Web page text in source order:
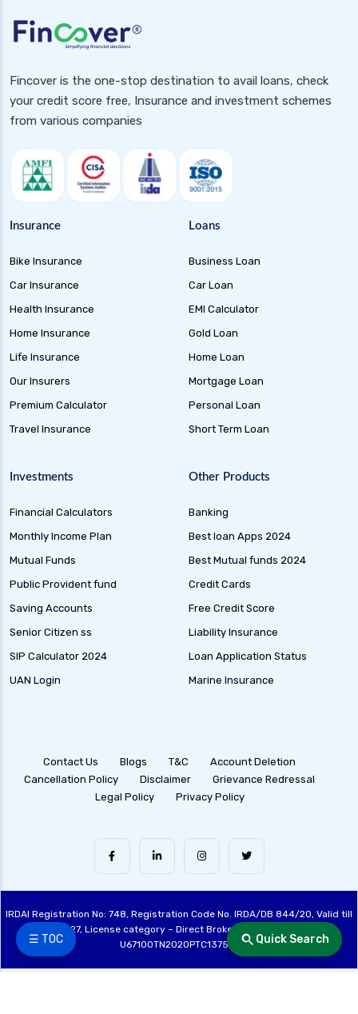
☰ TOC Quick Search
Fincover is the one-stop destination to avail loans, check
your credit score free, Insurance and investment schemes
from various companies
Insurance
Bike Insurance
Car Insurance
Health Insurance
Home Insurance
Life Insurance
Our Insurers
Premium Calculator
Travel Insurance
Loans
Business Loan
Car Loan
EMI Calculator
Gold Loan
Home Loan
Mortgage Loan
Personal Loan
Short Term Loan
Investments
Financial Calculators
Monthly Income Plan
Mutual Funds
Public Provident fund
Saving Accounts
Senior Citizen ss
SIP Calculator 2024
UAN Login
Other Products
Banking
Best loan Apps 2024
Best Mutual funds 2024
Credit Cards
Free Credit Score
Liability Insurance
Loan Application Status
Marine Insurance
Contact Us Blogs T&C
Account Deletion
Cancellation Policy
Disclaimer
Grievance Redressal
Legal Policy
Privacy Policy
IRDAI Registration No: 748, Registration Code No. IRDA/DB 844/20, Valid till
28/06/2027, License category – Direct Broker (Life & General), CIN:
U67100TN2020PTC137515